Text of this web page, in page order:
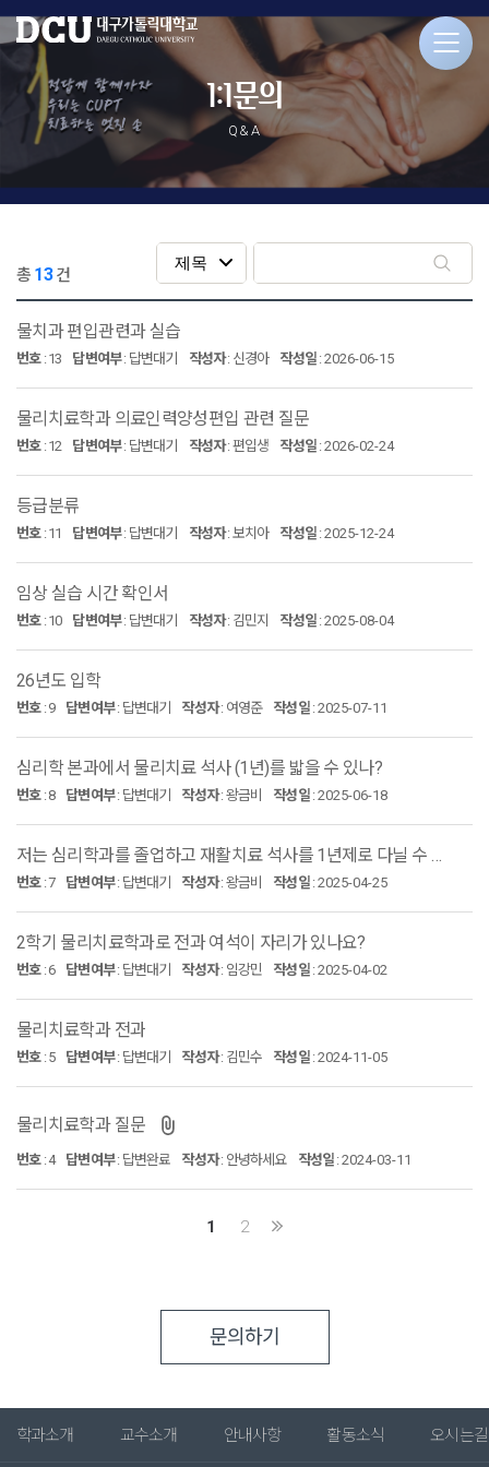
1:1문의
Q&A
총 13건
물치과 편입관련과 실습
번호:13 답변여부: 답변대기 작성자: 신경아 작성일 :2026-06-15
물리치료학과 의료인력양성편입 관련 질문
번호:12 답변여부: 답변대기 작성자:편입생 작성일 :2026-02-24
등급분류
번호:11 답변여부: 답변대기 작성자:보치아 작성일 :2025-12-24
임상 실습 시간 확인서
번호:10 답변여부: 답변대기 작성자: 김민지 작성일 :2025-08-04
26년도 입학
번호:9 답변여부: 답변대기 작성자: 여영준 작성일:2025-07-11
심리학 본과에서 물리치료 석사 (1년)를 밟을 수 있나?
번호:8 답변여부: 답변대기 작성자:왕금비 작성일:2025-06-18
저는 심리학과를 졸업하고 재활치료 석사를 1년제로 다닐 수 있습니까?
번호:7 답변여부: 답변대기 작성자:왕금비 작성일:2025-04-25
2학기 물리치료학과로 전과 여석이 자리가 있나요?
번호:6 답변여부: 답변대기 작성자: 임강민 작성일:2025-04-02
물리치료학과 전과
번호:5 답변여부: 답변대기 작성자: 김민수 작성일:2024-11-05
물리치료학과 질문
번호:4 답변여부: 답변완료 작성자: 안녕하세요 작성일 :2024-03-11
1 2
문의하기
학과소개 교수소개 안내사항 활동소식 오시는길